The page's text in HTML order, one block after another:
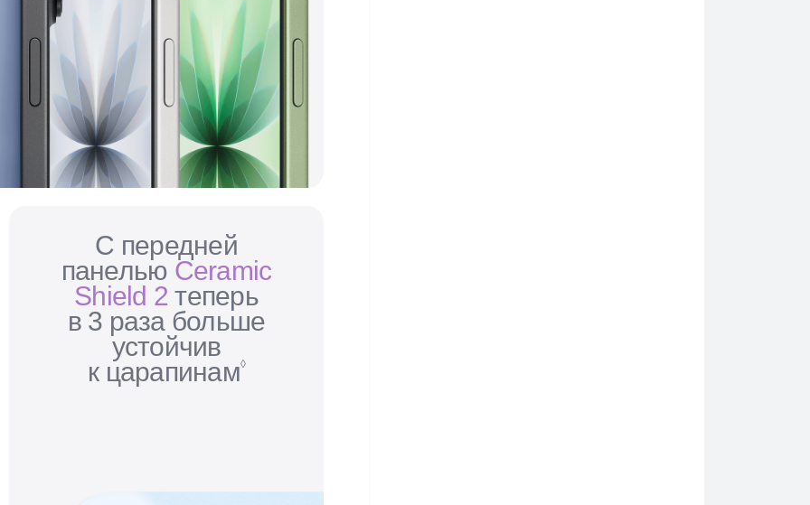
C передней
панелью Ceramic
Shield 2 теперь
в 3 раза больше
устойчив
к царапинам◊